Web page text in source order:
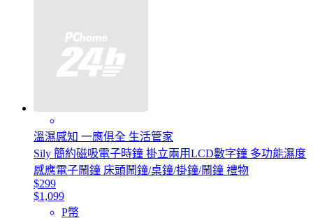
溫濕感知 一應俱全 生活管家
Sily 簡約磁吸電子時鐘 掛立兩用LCD數字鐘 多功能濕度
感應電子鬧鐘 床頭鬧鐘/桌鐘/掛鐘/鬧鐘 禮物
$299
$1,099
P幣